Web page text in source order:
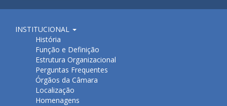
INSTITUCIONAL
História
Função e Definição
Estrutura Organizacional
Perguntas Frequentes
Órgãos da Câmara
Localização
Homenagens